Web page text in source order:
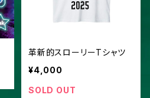
革新的スローリーTシャツ
¥4,000
SOLD OUT